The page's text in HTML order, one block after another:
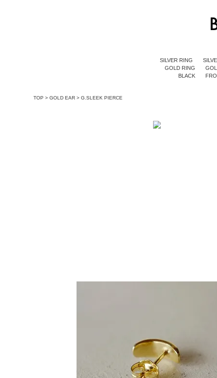
SILVER RING
GOLD RING
BLACK
TOP > GOLD EAR > G.SLEEK PIERCE